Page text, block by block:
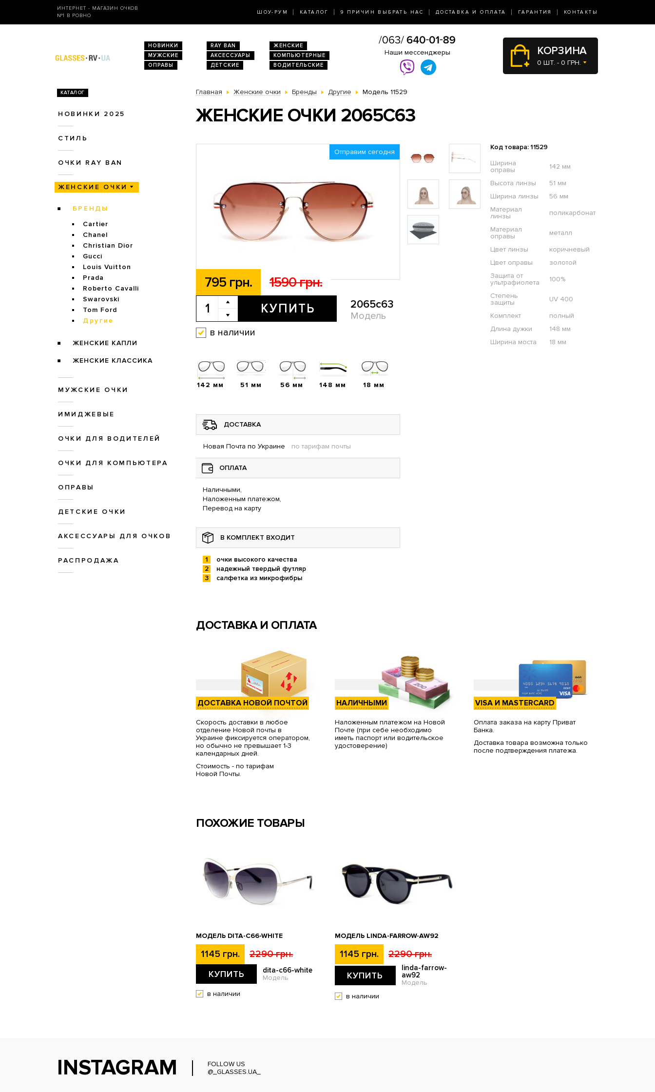
ИНТЕРНЕТ - МАГАЗИН ОЧКОВ
№1 В РОВНО
ШОУ-РУМ КАТАЛОГ 9 ПРИЧИН ВЫБРАТЬ НАС ДОСТАВКА И ОПЛАТА ГАРАНТИЯ КОНТАКТЫ
НОВИНКИ RAY BAN
ЖЕНСКИЕ
МУЖСКИЕ
АКСЕССУАРЫ
КОМПЬЮТЕРНЫЕ
ОПРАВЫ
ДЕТСКИЕ ВОДИТЕЛЬСКИЕ
Наши мессенджеры КОРЗИНА
0 ШТ. - 0 ГРН.
КАТАЛОГ
НОВИНКИ 2025
СТИЛЬ
ОЧКИ RAY BAN
ЖЕНСКИЕ ОЧКИ
БРЕНДЫ
Cartier
Chanel
Christian Dior
Gucci
Louis Vuitton
Prada
Roberto Cavalli
Swarovski
Tom Ford
Другие
ЖЕНСКИЕ КАПЛИ
ЖЕНСКИЕ КЛАССИКА
МУЖСКИЕ ОЧКИ
ИМИДЖЕВЫЕ
ОЧКИ ДЛЯ ВОДИТЕЛЕЙ
ОЧКИ ДЛЯ КОМПЬЮТЕРА
ОПРАВЫ
ДЕТСКИЕ ОЧКИ
АКСЕССУАРЫ ДЛЯ ОЧКОВ
РАСПРОДАЖА
Главная Женские очки Бренды Другие Модель 11529
ЖЕНСКИЕ ОЧКИ 2065C63
Отправим сегодня
795 грн. 1590 грн.
КУПИТЬ 2065c63
Модель
в наличии
Код товара: 11529
Ширина
оправы
142 мм
Высота линзы
51 мм
Ширина линзы
56 мм
Материал
линзы
поликарбонат
Материал
оправы
металл
Цвет линзы
коричневый
Цвет оправы
золотой
Защита от
ультрафиолета
100%
Степень
защиты
UV 400
Комплект
полный
Длина дужки
148 мм
Ширина моста
18 мм
142 мм 51 мм 56 мм 148 мм 18 мм
ДОСТАВКА
Новая Почта по Украине по тарифам почты
ОПЛАТА
Наличными,
Наложенным платежом,
Перевод на карту
В КОМПЛЕКТ ВХОДИТ
очки высокого качества
надежный твердый футляр
салфетка из микрофибры
ДОСТАВКА И ОПЛАТА
ДОСТАВКА НОВОЙ ПОЧТОЙ
Скорость доставки в любое
отделение Новой почты в
Украине фиксируется оператором,
но обычно не превышает 1-3
календарных дней.
Стоимость - по тарифам
Новой Почты.
НАЛИЧНЫМИ
Наложенным платежом на Новой
Почте (при себе необходимо
иметь паспорт или водительское
удостоверение)
VISA И MASTERCARD
Оплата заказа на карту Приват
Банка.
Доставка товара возможна только
после подтверждения платежа.
ПОХОЖИЕ ТОВАРЫ
МОДЕЛЬ DITA-C66-WHITE
1145 грн. 2290 грн.
КУПИТЬ dita-c66-white
Модель
в наличии
МОДЕЛЬ LINDA-FARROW-AW92
1145 грн. 2290 грн.
КУПИТЬ
linda-farrow-
aw92
Модель
в наличии
INSTAGRAM
FOLLOW US
@_GLASSES.UA_